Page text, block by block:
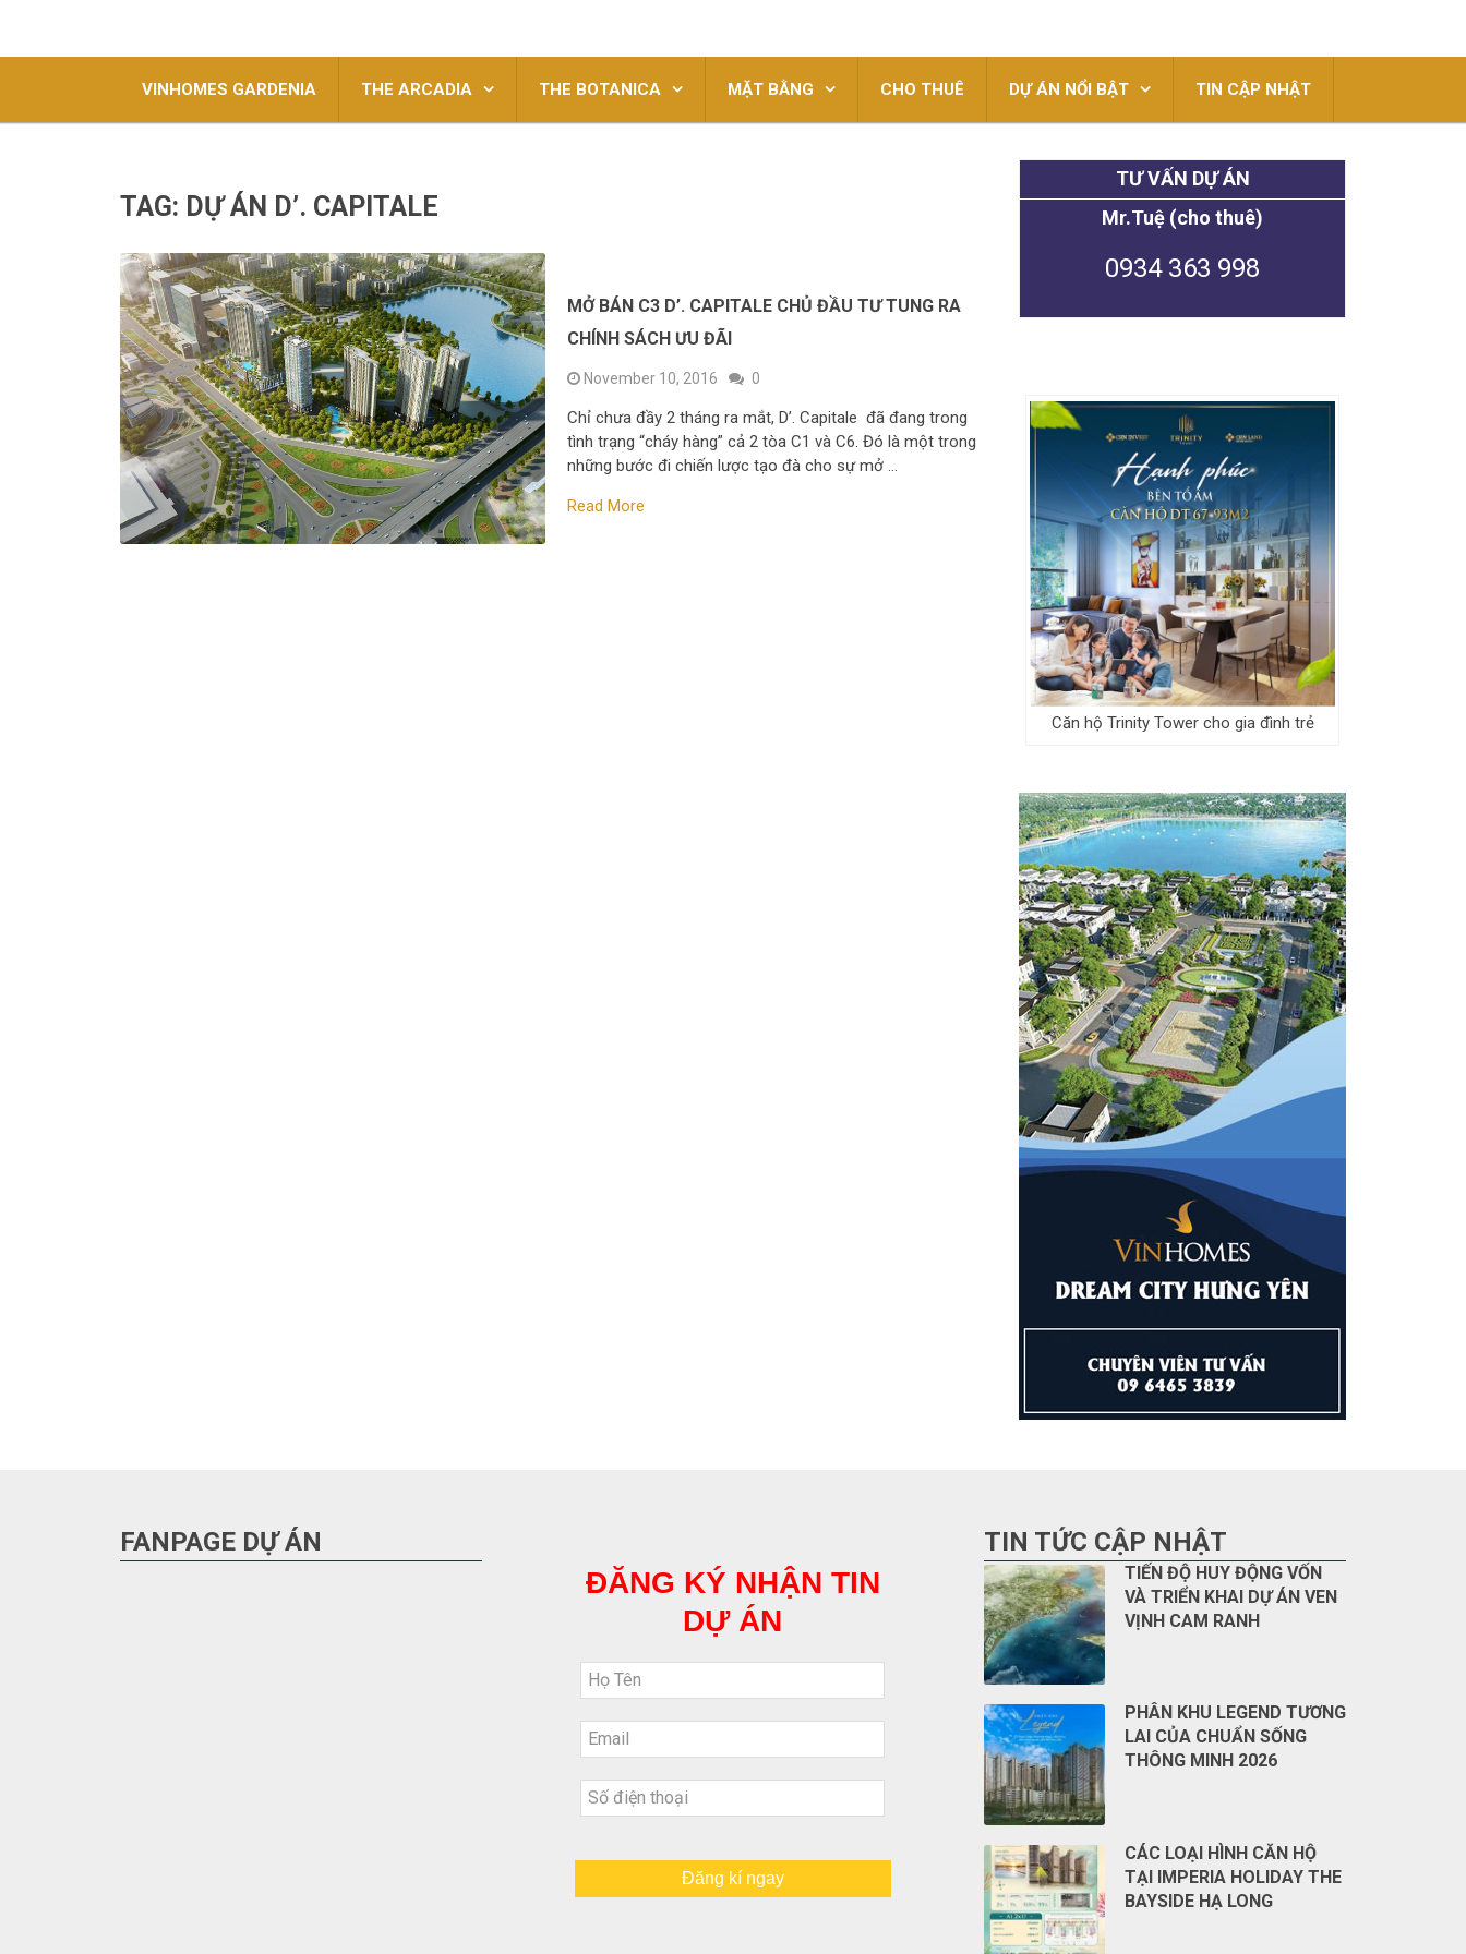
VINHOMES GARDENIA THE ARCADIA THE BOTANICA MẶT BẰNG CHO THUÊ DỰ ÁN NỔI BẬT TIN CẬP NHẬT
TAG: DỰ ÁN D’. CAPITALE
MỞ BÁN C3 D’. CAPITALE CHỦ ĐẦU TƯ TUNG RA
CHÍNH SÁCH ƯU ĐÃI
November 10, 2016 0
Chỉ chưa đầy 2 tháng ra mắt, D’. Capitale đã đang trong
tình trạng “cháy hàng” cả 2 tòa C1 và C6. Đó là một trong
những bước đi chiến lược tạo đà cho sự mở …
Read More
TƯ VẤN DỰ ÁN
Mr.Tuệ (cho thuê)
0934 363 998
Căn hộ Trinity Tower cho gia đình trẻ
FANPAGE DỰ ÁN
ĐĂNG KÝ NHẬN TIN
DỰ ÁN
Đăng kí ngay
TIN TỨC CẬP NHẬT
TIẾN ĐỘ HUY ĐỘNG VỐN
VÀ TRIỂN KHAI DỰ ÁN VEN
VỊNH CAM RANH
PHÂN KHU LEGEND TƯƠNG
LAI CỦA CHUẨN SỐNG
THÔNG MINH 2026
CÁC LOẠI HÌNH CĂN HỘ
TẠI IMPERIA HOLIDAY THE
BAYSIDE HẠ LONG